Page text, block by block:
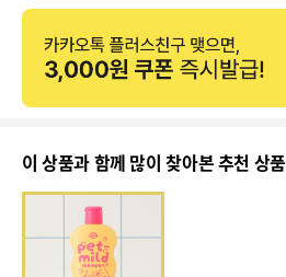
이 상품과 함께 많이 찾아본 추천 상품